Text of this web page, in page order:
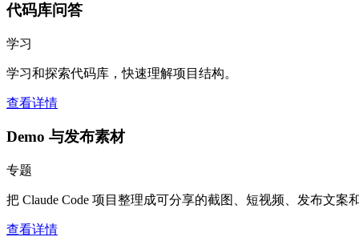
代码库问答
学习
学习和探索代码库，快速理解项目结构。
查看详情
Demo 与发布素材
专题
把 Claude Code 项目整理成可分享的截图、短视频、发布文案
查看详情